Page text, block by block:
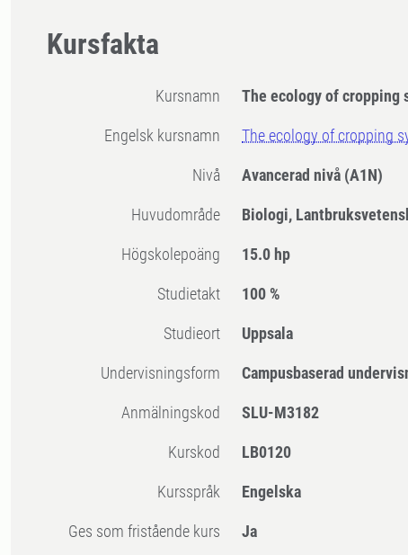
Kursfakta
Kursnamn The ecology of cropping
Engelsk kursnamn The ecology of cropping
Nivå Avancerad nivå (A1N)
Huvudområde Biologi,
högskolepoäng 15.0 hp
Studietakt 100 %
Studieort Uppsala
Undervisningsform Campusbaserad
Anmälningskod SLU-M3182
Kurskod LB0120
Kursspråk Engelska
Ges som fristående kurs Ja